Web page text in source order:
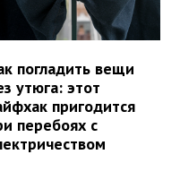
погладить вещи
утюга: этот
пригодится
перебоях с